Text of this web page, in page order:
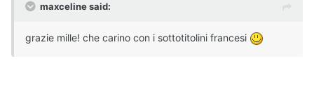
maxceline said:
grazie mille! che carino con i sottotitolini francesi